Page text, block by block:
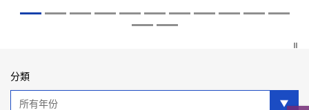
分類